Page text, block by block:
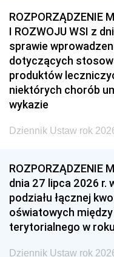
ROZPORZĄDZENIE
I ROZWOJU WSI z
sprawie
dotyczących
produktów
niektórych chorób
wykazie
Dziennik Ustaw rok
ROZPORZĄDZENIE
dnia 27 lipca 2026 r.
podziału łącznej
oświatowych
terytorialnego w
Dziennik Ustaw rok